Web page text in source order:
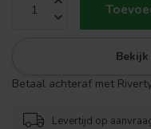
Betaal achteraf met
Levertijd op